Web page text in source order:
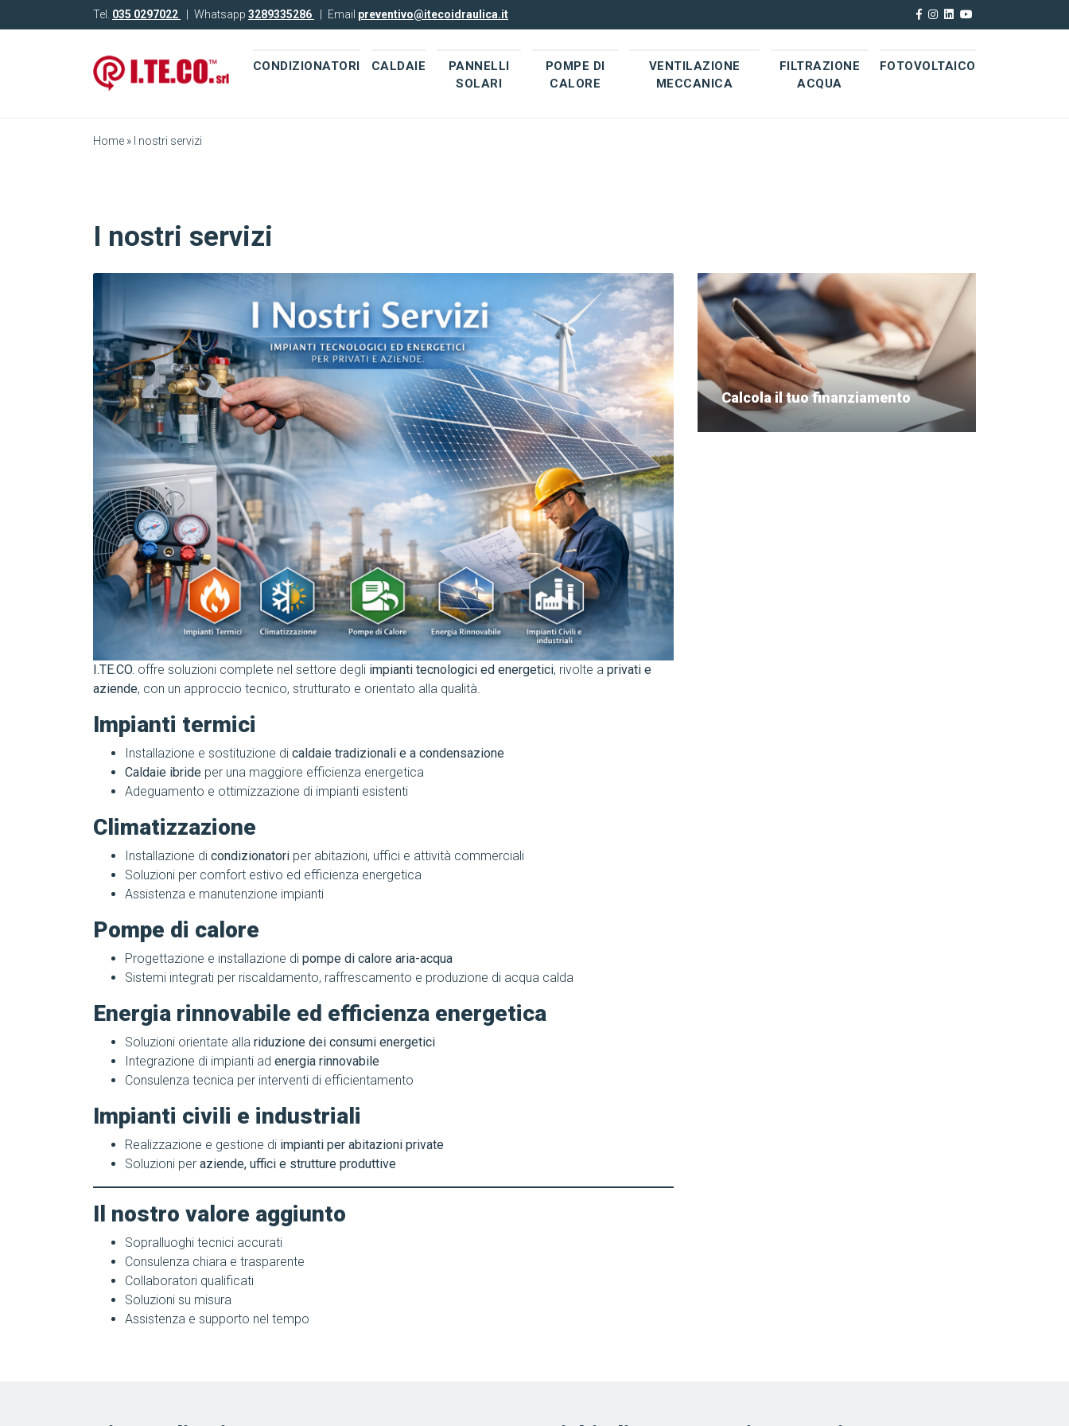
Tel. 035 0297022 Whatsapp 3289335286 Email preventivo@itecoidraulica.it
CONDIZIONATORI CALDAIE
PANNELLI
SOLARI
POMPE DI
CALORE
VENTILAZIONE
MECCANICA
FILTRAZIONE
ACQUA
FOTOVOLTAICO
Home » I nostri servizi
I nostri servizi
I.TE.CO. offre soluzioni complete nel settore degli impianti tecnologici ed energetici, rivolte a privati e
aziende, con un approccio tecnico, strutturato e orientato alla qualità.
Impianti termici
Installazione e sostituzione di caldaie tradizionali e a condensazione
Caldaie ibride per una maggiore efficienza energetica
Adeguamento e ottimizzazione di impianti esistenti
Climatizzazione
Installazione di condizionatori per abitazioni, uffici e attività commerciali
Soluzioni per comfort estivo ed efficienza energetica
Assistenza e manutenzione impianti
Pompe di calore
Progettazione e installazione di pompe di calore aria-acqua
Sistemi integrati per riscaldamento, raffrescamento e produzione di acqua calda
Energia rinnovabile ed efficienza energetica
Soluzioni orientate alla riduzione dei consumi energetici
Integrazione di impianti ad energia rinnovabile
Consulenza tecnica per interventi di efficientamento
Impianti civili e industriali
Realizzazione e gestione di impianti per abitazioni private
Soluzioni per aziende, uffici e strutture produttive
Il nostro valore aggiunto
Sopralluoghi tecnici accurati
Consulenza chiara e trasparente
Collaboratori qualificati
Soluzioni su misura
Assistenza e supporto nel tempo
Calcola il tuo finanziamento